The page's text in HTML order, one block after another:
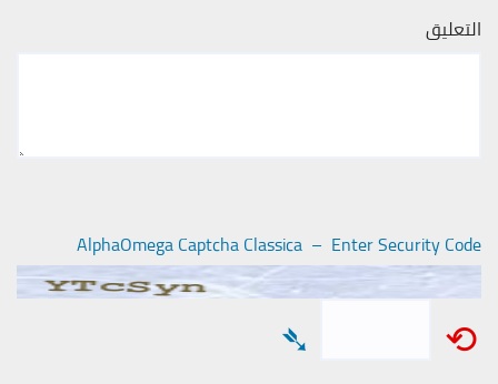
التعليق
AlphaOmega Captcha Classica – Enter Security Code
⟲
➴